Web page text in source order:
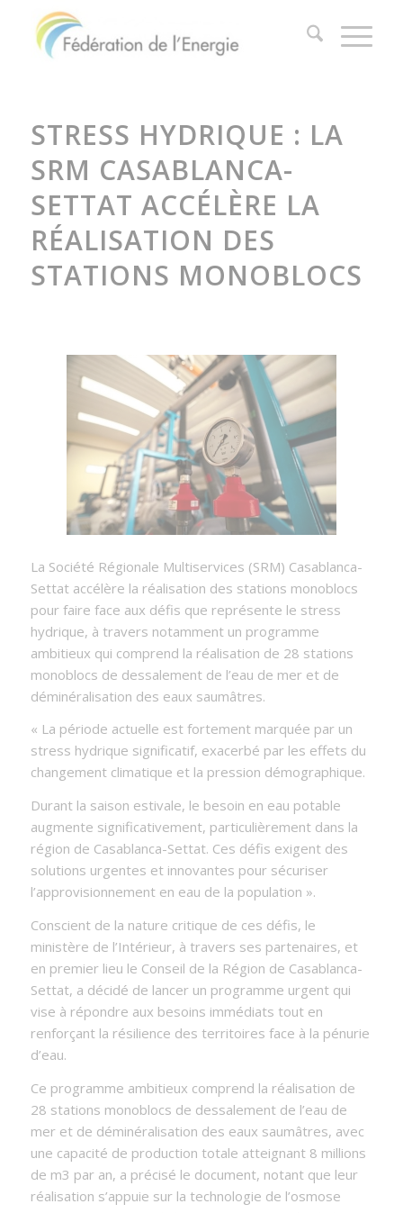
STRESS HYDRIQUE : LA
SRM CASABLANCA-
SETTAT ACCÉLÈRE LA
RÉALISATION DES
STATIONS MONOBLOCS
La Société Régionale Multiservices (SRM) Casablanca-
Settat accélère la réalisation des stations monoblocs
pour faire face aux défis que représente le stress
hydrique, à travers notamment un programme
ambitieux qui comprend la réalisation de 28 stations
monoblocs de dessalement de l’eau de mer et de
déminéralisation des eaux saumâtres.
« La période actuelle est fortement marquée par un
stress hydrique significatif, exacerbé par les effets du
changement climatique et la pression démographique.
Durant la saison estivale, le besoin en eau potable
augmente significativement, particulièrement dans la
région de Casablanca-Settat. Ces défis exigent des
solutions urgentes et innovantes pour sécuriser
l’approvisionnement en eau de la population ».
Conscient de la nature critique de ces défis, le
ministère de l’Intérieur, à travers ses partenaires, et
en premier lieu le Conseil de la Région de Casablanca-
Settat, a décidé de lancer un programme urgent qui
vise à répondre aux besoins immédiats tout en
renforçant la résilience des territoires face à la pénurie
d’eau.
Ce programme ambitieux comprend la réalisation de
28 stations monoblocs de dessalement de l’eau de
mer et de déminéralisation des eaux saumâtres, avec
une capacité de production totale atteignant 8 millions
de m3 par an, a précisé le document, notant que leur
réalisation s’appuie sur la technologie de l’osmose